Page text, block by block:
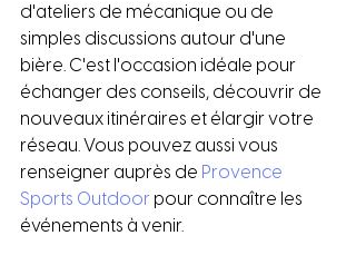
d'ateliers de mécanique ou de
simples discussions autour d'une
bière. C'est l'occasion idéale pour
échanger des conseils, découvrir de
nouveaux itinéraires et élargir votre
réseau. Vous pouvez aussi vous
renseigner auprès de Provence
Sports Outdoor pour connaître les
événements à venir.